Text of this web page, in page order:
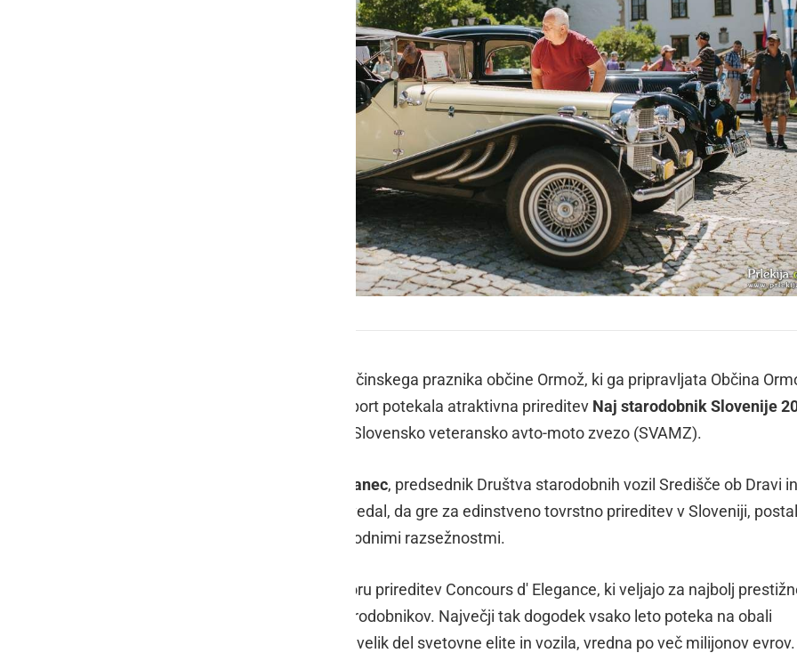
V soboto, 11. junija, je v sklopu 3. občinskega praznika občine Ormož, ki ga pripravljata Občina
Javni zavod za turizem, kulturo in šport potekala atraktivna prireditev Naj starodobnik Slovenije
je bila organizirana v sodelovanju s Slovensko veteransko avto-moto zvezo (SVAMZ).
Franc Škrjanec, predsednik Društva starodobnih vozil Središče ob Dravi in
predsednik SVAMZ, ki je ob tem povedal, da gre za edinstveno tovrstno prireditev v Sloveniji,
naj bi tradicionalna in tudi z mednarodnimi razsežnostmi.
Prireditev je bila organizirana po vzoru prireditev Concours d' Elegance, ki veljajo za najbolj
prireditve v svetu avtomobilskih starodobnikov. Največji tak dogodek vsako leto poteka na obali
italijanskega jezera Como in privabi velik del svetovne elite in vozila, vredna po več milijonov evrov.